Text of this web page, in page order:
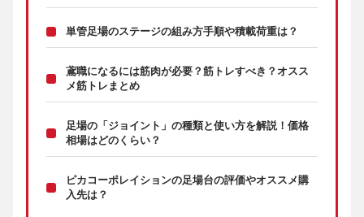
単管足場のステージの組み方手順や積載荷重は？
鳶職になるには筋肉が必要？筋トレすべき？オスス
メ筋トレまとめ
足場の「ジョイント」の種類と使い方を解説！価格
相場はどのくらい？
ピカコーポレイションの足場台の評価やオススメ購
入先は？